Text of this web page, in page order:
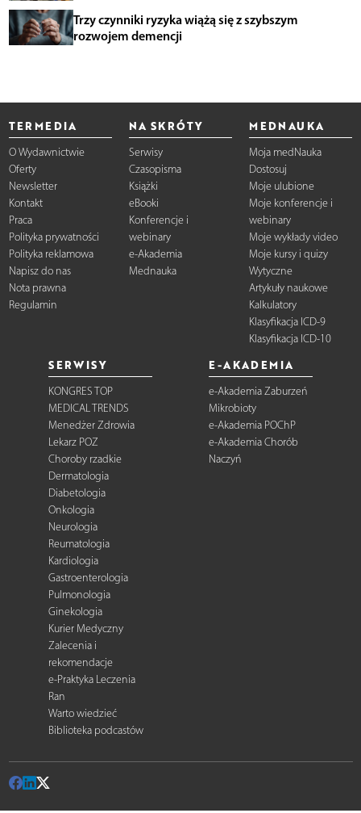
Trzy czynniki ryzyka wiążą się z szybszym
rozwojem demencji
TERMEDIA
O Wydawnictwie
Oferty
Newsletter
Kontakt
Praca
Polityka prywatności
Polityka reklamowa
Napisz do nas
Nota prawna
Regulamin
NA SKRÓTY
Serwisy
Czasopisma
Książki
eBooki
Konferencje i
webinary
e-Akademia
Mednauka
MEDNAUKA
Moja medNauka
Dostosuj
Moje ulubione
Moje konferencje i
webinary
Moje wykłady video
Moje kursy i quizy
Wytyczne
Artykuły naukowe
Kalkulatory
Klasyfikacja ICD-9
Klasyfikacja ICD-10
SERWISY
KONGRES TOP
MEDICAL TRENDS
Menedżer Zdrowia
Lekarz POZ
Choroby rzadkie
Dermatologia
Diabetologia
Onkologia
Neurologia
Reumatologia
Kardiologia
Gastroenterologia
Pulmonologia
Ginekologia
Kurier Medyczny
Zalecenia i
rekomendacje
e-Praktyka Leczenia
Ran
Warto wiedzieć
Biblioteka podcastów
E-AKADEMIA
e-Akademia Zaburzeń
Mikrobioty
e-Akademia POChP
e-Akademia Chorób
Naczyń